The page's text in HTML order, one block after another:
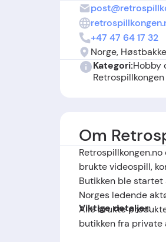
+47 47 64 17 32
Norge,
Kategori:Hobby
Om
brukte videospill,
Butikken ble startet
Norges ledende
Alle brukte
butikken fra private
Viktige detaljer: